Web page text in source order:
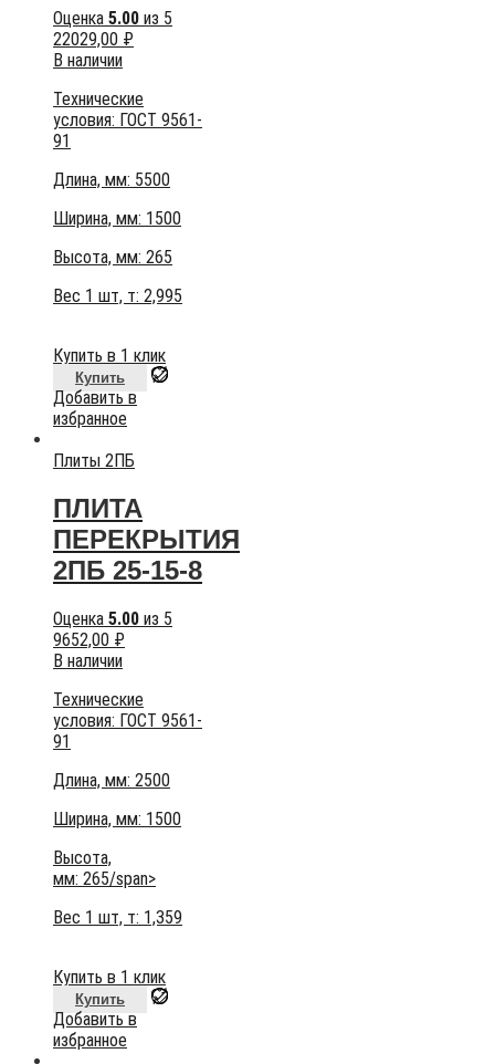
Оценка 5.00 из 5
22029,00 ₽
В наличии
Технические
условия: ГОСТ 9561-
91
Длина, мм: 5500
Ширина, мм: 1500
Высота, мм: 265
Вес 1 шт, т: 2,995
Купить в 1 клик
Купить
Добавить в
избранное
Плиты 2ПБ
ПЛИТА
ПЕРЕКРЫТИЯ
2ПБ 25-15-8
Оценка 5.00 из 5
9652,00 ₽
В наличии
Технические
условия: ГОСТ 9561-
91
Длина, мм: 2500
Ширина, мм: 1500
Высота,
мм: 265/span>
Вес 1 шт, т: 1,359
Купить в 1 клик
Купить
Добавить в
избранное